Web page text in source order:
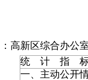
新区综合办公
统 计 指
一、主动公开